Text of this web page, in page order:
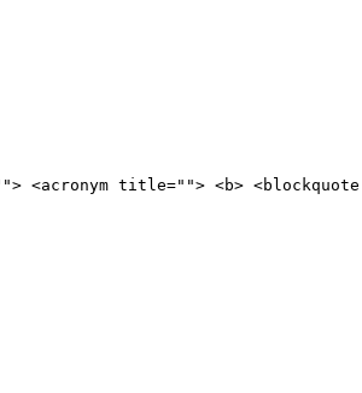
title=""> <b> <blockquote